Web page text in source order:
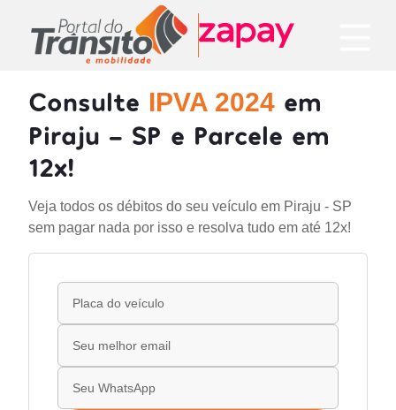
Consulte IPVA 2024 em
Piraju - SP e Parcele em
12x!
Veja todos os débitos do seu veículo em Piraju - SP
sem pagar nada por isso e resolva tudo em até 12x!